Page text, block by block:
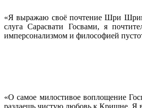
«Я выражаю своё почтение Шри
слуга Сарасвати Госвами, я
имперсонализмом и философией
«О самое милостивое воплощение
раздаешь чистую любовь к Кришне. Я